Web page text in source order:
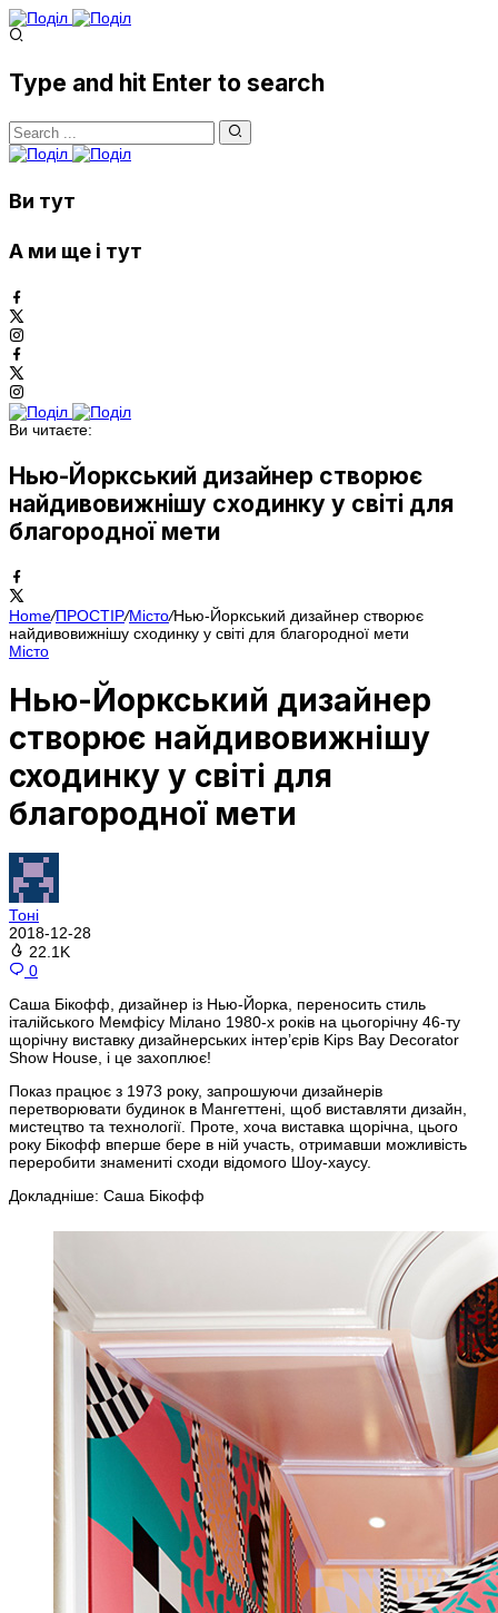
Type and hit Enter to search
Ви тут
А ми ще і тут
Ви читаєте:
Нью-Йоркський дизайнер створює
найдивовижнішу сходинку у світі для
благородної мети
Home/ПРОСТІР/Місто/Нью-Йоркський дизайнер створює
найдивовижнішу сходинку у світі для благородної мети
Місто
Нью-Йоркський дизайнер
створює найдивовижнішу
сходинку у світі для
благородної мети
Тоні
2018-12-28
22.1K
0
Саша Бікофф, дизайнер із Нью-Йорка, переносить стиль
італійського Мемфісу Мілано 1980-х років на цьогорічну 46-ту
щорічну виставку дизайнерських інтер’єрів Kips Bay Decorator
Show House, і це захоплює!
Показ працює з 1973 року, запрошуючи дизайнерів
перетворювати будинок в Мангеттені, щоб виставляти дизайн,
мистецтво та технології. Проте, хоча виставка щорічна, цього
року Бікофф вперше бере в ній участь, отримавши можливість
переробити знамениті сходи відомого Шоу-хаусу.
Докладніше: Саша Бікофф